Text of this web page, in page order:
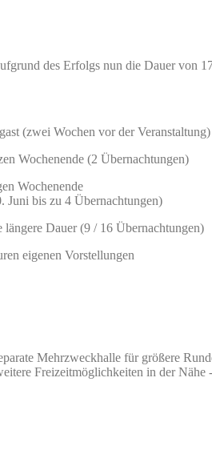
des Erfolgs nun die Dauer von
(zwei Wochen vor der Veranstaltung)
Wochenende (2 Übernachtungen)
Wochenende
Juni bis zu 4 Übernachtungen)
längere Dauer (9 / 16 Übernachtungen)
eigenen Vorstellungen
Mehrzweckhalle für größere
Freizeitmöglichkeiten in der